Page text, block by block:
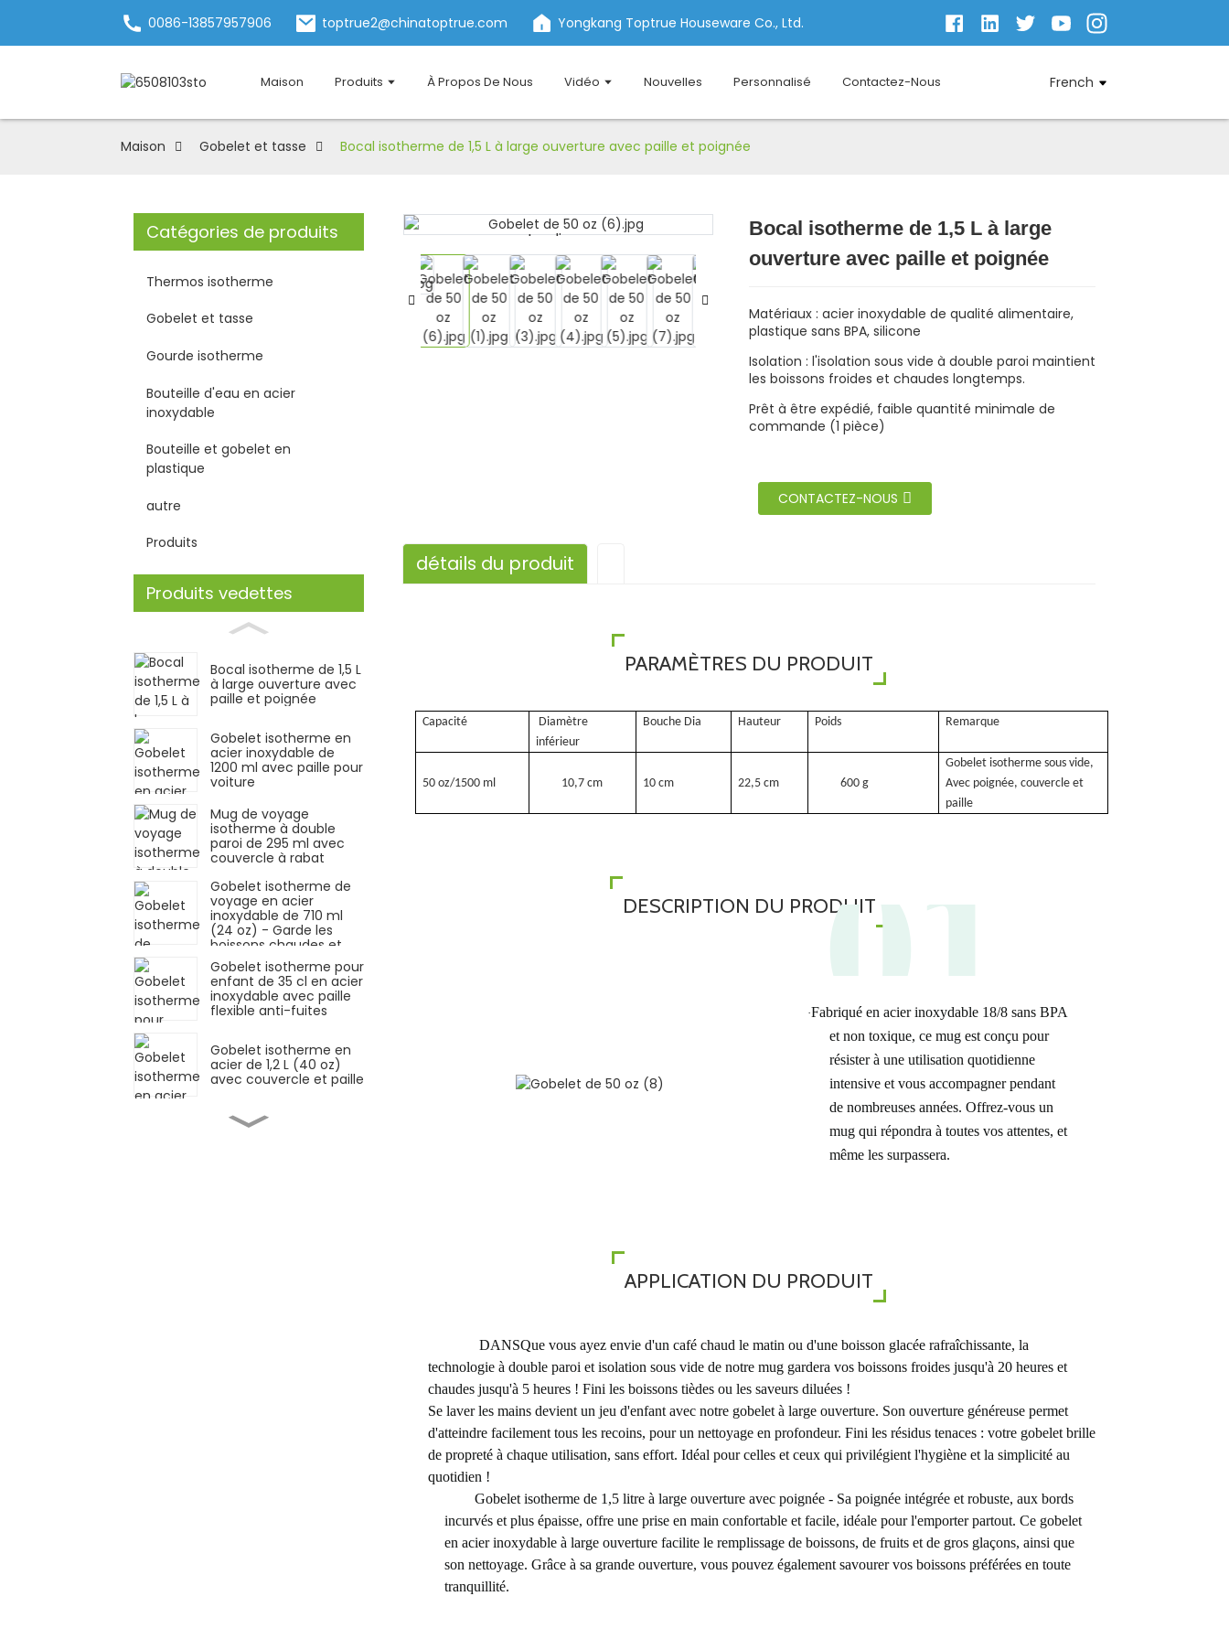
0086-13857957906 toptrue2@chinatoptrue.com Yongkang Toptrue Houseware Co., Ltd.
Maison Produits À Propos De Nous Vidéo Nouvelles Personnalisé Contactez-Nous French
Maison Gobelet et tasse Bocal isotherme de 1,5 L à large ouverture avec paille et poignée
Catégories de produits
Thermos isotherme
Gobelet et tasse
Gourde isotherme
Bouteille d'eau en acier
inoxydable
Bouteille et gobelet en
plastique
autre
Produits
Produits vedettes
Bocal isotherme de 1,5 L
à large ouverture avec
paille et poignée
Gobelet isotherme en
acier inoxydable de
1200 ml avec paille pour
voiture
Mug de voyage
isotherme à double
paroi de 295 ml avec
couvercle à rabat
Gobelet isotherme de
voyage en acier
inoxydable de 710 ml
(24 oz) - Garde les
boissons chaudes et
froides
Gobelet isotherme pour
enfant de 35 cl en acier
inoxydable avec paille
flexible anti-fuites
Gobelet isotherme en
acier de 1,2 L (40 oz)
avec couvercle et paille
Gobelet isotherme en
inox de 1,2 L avec
Loading...
Loading... Loading...
Loading... Loading...
Loading...
Bocal isotherme de 1,5 L à large
ouverture avec paille et poignée
Matériaux : acier inoxydable de qualité alimentaire,
plastique sans BPA, silicone
Isolation : l'isolation sous vide à double paroi maintient
les boissons froides et chaudes longtemps.
Prêt à être expédié, faible quantité minimale de
commande (1 pièce)
CONTACTEZ-NOUS
détails du produit
PARAMÈTRES DU PRODUIT
Capacité
Diamètre
inférieur
Bouche Dia Hauteur Poids Remarque
50 oz/1500 ml 10,7 cm 10 cm 22,5 cm 600 g
Gobelet isotherme sous vide,
Avec poignée, couvercle et
paille
DESCRIPTION DU PRODUIT01
·Fabriqué en acier inoxydable 18/8 sans BPA
et non toxique, ce mug est conçu pour
résister à une utilisation quotidienne
intensive et vous accompagner pendant
de nombreuses années. Offrez-vous un
mug qui répondra à toutes vos attentes, et
même les surpassera.
APPLICATION DU PRODUIT
DANSQue vous ayez envie d'un café chaud le matin ou d'une boisson glacée rafraîchissante, la
technologie à double paroi et isolation sous vide de notre mug gardera vos boissons froides jusqu'à 20 heures et
chaudes jusqu'à 5 heures ! Fini les boissons tièdes ou les saveurs diluées !
Se laver les mains devient un jeu d'enfant avec notre gobelet à large ouverture. Son ouverture généreuse permet
d'atteindre facilement tous les recoins, pour un nettoyage en profondeur. Fini les résidus tenaces : votre gobelet brille
de propreté à chaque utilisation, sans effort. Idéal pour celles et ceux qui privilégient l'hygiène et la simplicité au
quotidien !
Gobelet isotherme de 1,5 litre à large ouverture avec poignée - Sa poignée intégrée et robuste, aux bords
incurvés et plus épaisse, offre une prise en main confortable et facile, idéale pour l'emporter partout. Ce gobelet
en acier inoxydable à large ouverture facilite le remplissage de boissons, de fruits et de gros glaçons, ainsi que
son nettoyage. Grâce à sa grande ouverture, vous pouvez également savourer vos boissons préférées en toute
tranquillité.